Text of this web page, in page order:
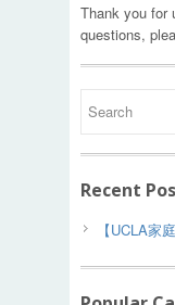
Thank you for
questions,
Recent
【UCLA家